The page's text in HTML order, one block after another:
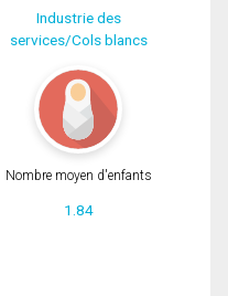
Industrie des
services/Cols blancs
Nombre moyen d'enfants
1.84